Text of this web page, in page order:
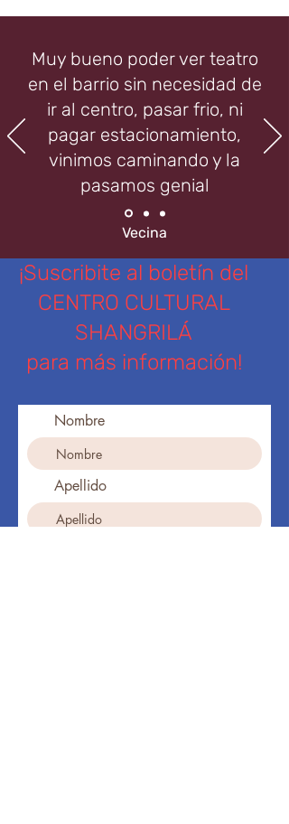
Muy bueno poder ver teatro
en el barrio sin necesidad de
ir al centro, pasar frio, ni
pagar estacionamiento,
vinimos caminando y la
pasamos genial
Vecina
¡Suscribite al boletín del
CENTRO CULTURAL
SHANGRILÁ
para más información!
Nombre
Apellido